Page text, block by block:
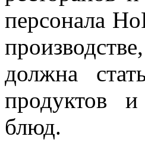
персонала
должна
продуктов и
блюд.